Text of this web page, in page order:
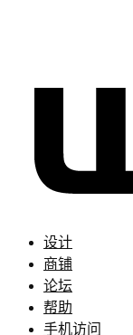
设计
商铺
论坛
帮助
手机访问